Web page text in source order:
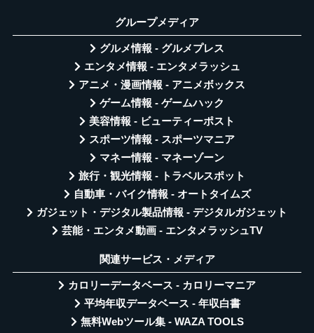
グループメディア
グルメ情報 - グルメプレス
エンタメ情報 - エンタメラッシュ
アニメ・漫画情報 - アニメボックス
ゲーム情報 - ゲームハック
美容情報 - ビューティーポスト
スポーツ情報 - スポーツマニア
マネー情報 - マネーゾーン
旅行・観光情報 - トラベルスポット
自動車・バイク情報 - オートタイムズ
ガジェット・デジタル製品情報 - デジタルガジェット
芸能・エンタメ動画 - エンタメラッシュTV
関連サービス・メディア
カロリーデータベース - カロリーマニア
平均年収データベース - 年収白書
無料Webツール集 - WAZA TOOLS